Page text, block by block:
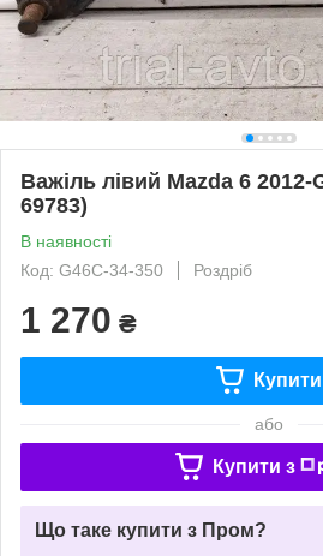
Важіль лівий Mazda 6 2012-
69783)
В наявності
Код: G46C-34-350
Роздріб
1 270 ₴
Купити
або
Купити з
Що таке купити з Пром?